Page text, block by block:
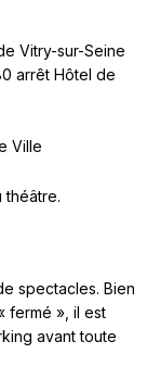
Vitry-sur-Seine
arrêt Hôtel de
Ville
théâtre.
spectacles. Bien
fermé », il est
avant toute